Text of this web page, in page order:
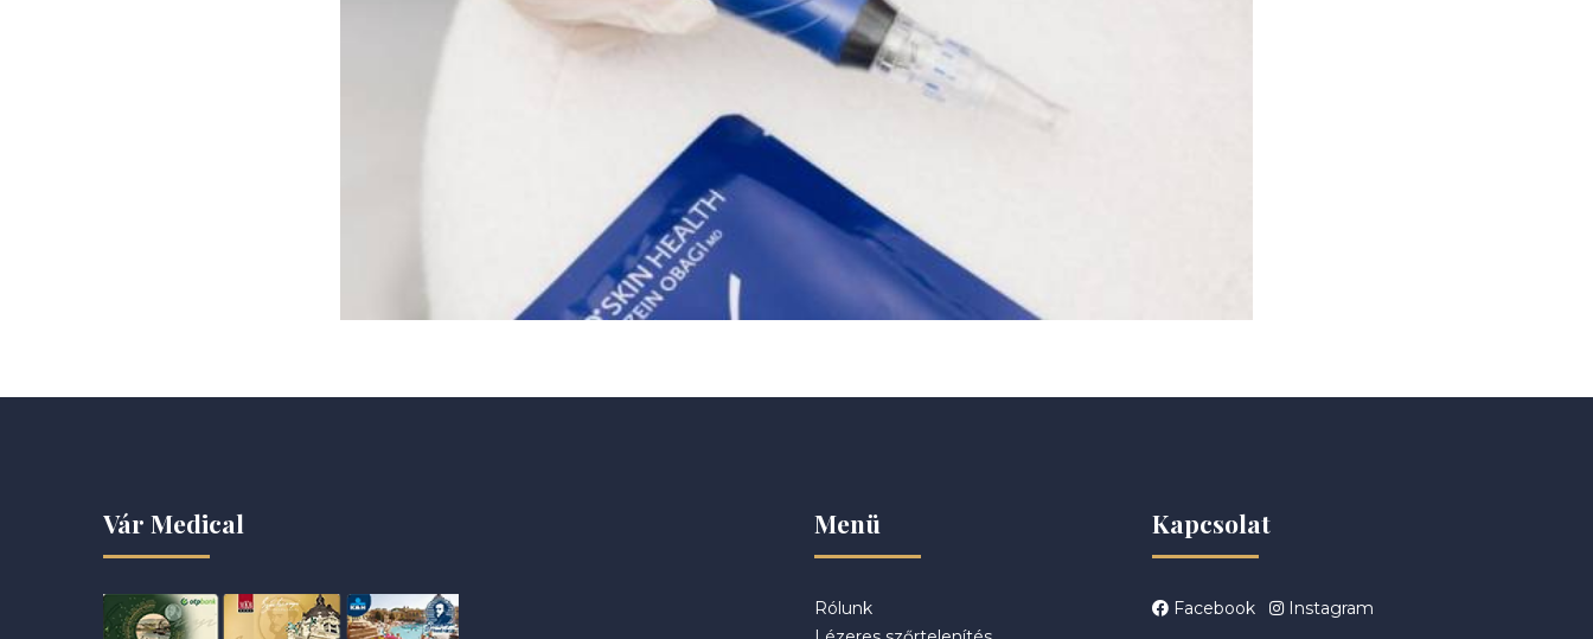
Vár Medical Menü
Rólunk
Kapcsolat
Facebook Instagram